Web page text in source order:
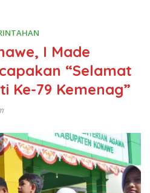
I Made
“Selamat
Ke-79 Kemenag”